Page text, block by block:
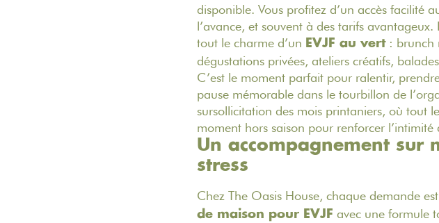
disponible. Vous profitez d’un accès facilité
l’avance, et souvent à des tarifs
tout le charme d’un EVJF au vert: brunch
dégustations privées, ateliers créatifs,
C’est le moment parfait pour ralentir,
pause mémorable dans le tourbillon de
sursollicitation des mois printaniers, où tout
moment hors saison pour renforcer l’intimité
Un accompagnement sur
stress
Chez The Oasis House, chaque demande
de maison pour EVJF avec une formule